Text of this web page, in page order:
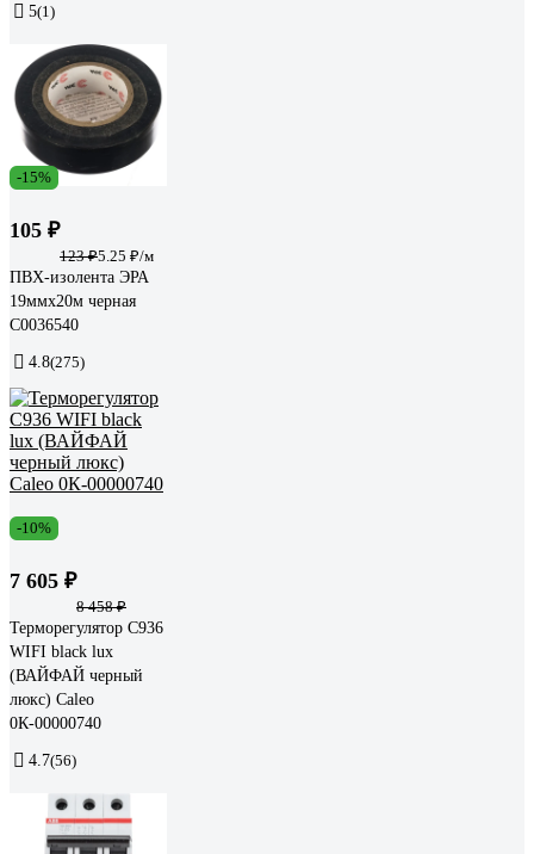
5(1)
-15%
105 ₽
123 ₽5.25 ₽/м
ПВХ-изолента ЭРА
19ммх20м черная
C0036540
4.8(275)
-10%
7 605 ₽
8 458 ₽
Терморегулятор C936
WIFI black lux
(ВАЙФАЙ черный
люкс) Caleo
0К-00000740
4.7(56)